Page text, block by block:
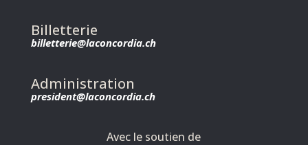
Billetterie
billetterie@laconcordia.ch
Administration
president@laconcordia.ch
Avec le soutien de